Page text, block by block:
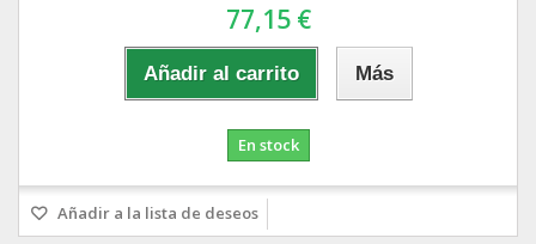
77,15 €
Añadir al carrito Más
En stock
Añadir a la lista de deseos